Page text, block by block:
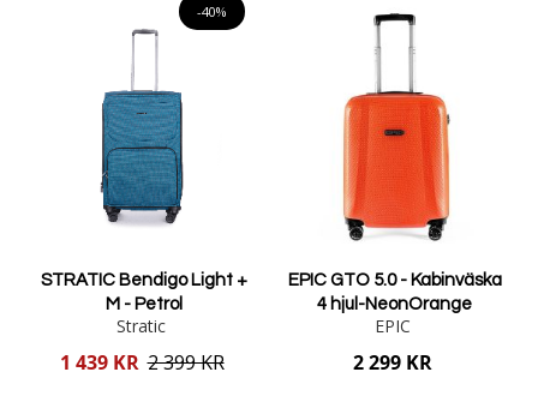
-40%
STRATIC Bendigo Light +
M - Petrol
Stratic
Reducerat
1 439 KR 2 399 KR
EPIC GTO 5.0 - Kabinväska
4 hjul-NeonOrange
EPIC
2 299 KR